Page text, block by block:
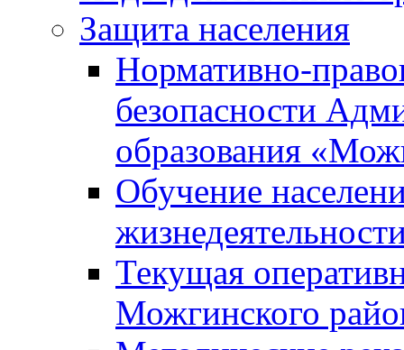
Защита населения
Нормативно-
безопасности
образования
Обучение
Текущая
Можгинского